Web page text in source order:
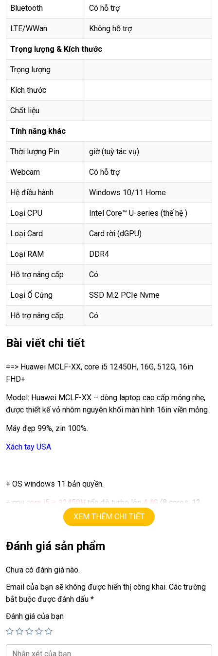
Bluetooth Có hỗ trợ
LTE/WWan Không hỗ trợ
Trọng lượng & Kích thước
Trọng lượng
Kích thước
Chất liệu
Tính năng khác
Thời lượng Pin giờ (tuỳ tác vụ)
Webcam Có hỗ trợ
Hệ điều hành Windows 10/11 Home
Loại CPU Intel Core™ U-series (thế hệ )
Loại Card Card rời (dGPU)
Loại RAM DDR4
Hỗ trợ nâng cấp Có
Loại Ổ Cứng SSD M.2 PCIe Nvme
Hỗ trợ nâng cấp Có
Bài viết chi tiết
==> Huawei MCLF-XX, core i5 12450H, 16G, 512G, 16in
FHD+
Model: Huawei MCLF-XX – dòng laptop cao cấp mỏng nhẹ,
được thiết kế vỏ nhôm nguyên khối màn hình 16in viền mỏng
Máy đẹp 99%, zin 100%.
Xách tay USA
+ OS windows 11 bản quyền.
+ cpu core i5 – 12450H tốc độ turbo lên 4.4G (8 cores, 12
threads), chạy mạnh, mát
+ ssd512G
+ lcd 16inFHD+ (1920 X1200)
+ intel UHD
+ Pin
6h – 8h.
+ phím chiclet,full phím số.
XEM THÊM CHI TIẾT
Đánh giá sản phẩm
Chưa có đánh giá nào.
Email của bạn sẽ không được hiển thị công khai. Các trường
bắt buộc được đánh dấu *
Đánh giá của bạn